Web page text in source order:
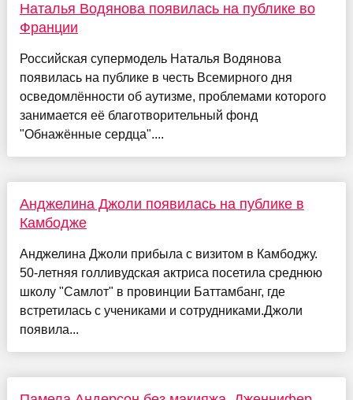
Наталья Водянова появилась на публике во
Франции
Российская супермодель Наталья Водянова
появилась на публике в честь Всемирного дня
осведомлённости об аутизме, проблемами которого
занимается её благотворительный фонд
"Обнажённые сердца"....
Анджелина Джоли появилась на публике в
Камбодже
Анджелина Джоли прибыла с визитом в Камбоджу.
50-летняя голливудская актриса посетила среднюю
школу "Самлот" в провинции Баттамбанг, где
встретилась с учениками и сотрудниками.Джоли
появила...